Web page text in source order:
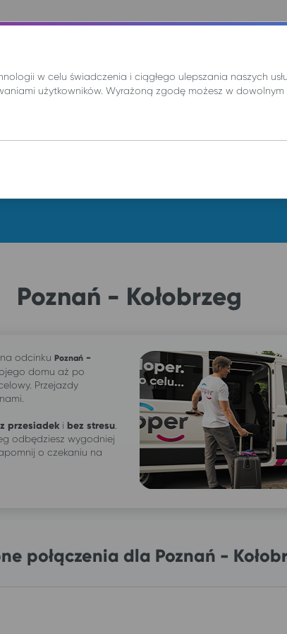
Poznań - Kołobrzeg
odcinku Poznań -
domu aż po
Przejazdy
przesiadek i bez stresu
odbędziesz wygodniej
o czekaniu na
połączenia dla Poznań -
w celu świadczenia i ciągłego ulepszania naszych
użytkowników. Wyrażoną zgodę możesz w